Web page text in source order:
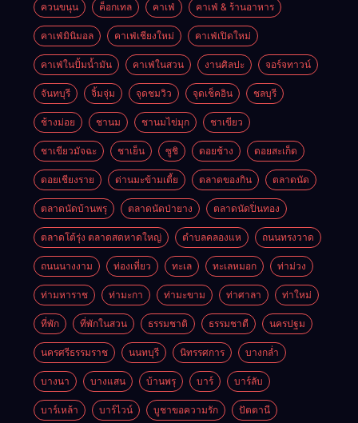
ควนขนุน ค็อกเทล คาเฟ่ คาเฟ่ & ร้านอาหาร
คาเฟ่มินิมอล คาเฟ่เชียงใหม่ คาเฟ่เปิดใหม่
คาเฟ่ในปั้มน้ำมัน คาเฟ่ในสวน งานศิลปะ จอร์จทาวน์
จันทบุรี จิ้มจุ่ม จุดชมวิว จุดเช็คอิน ชลบุรี
ช้างม่อย ชานม ชานมไข่มุก ชาเขียว
ชาเขียวมัจฉะ ชาเย็น ซูชิ ดอยช้าง ดอยสะเก็ด
ดอยเชียงราย ด่านมะข้ามเตี้ย ตลาดของกิน ตลาดนัด
ตลาดนัดบ้านพรุ ตลาดนัดป่ายาง ตลาดนัดปิ่นทอง
ตลาดโต้รุ่ง ตลาดสดหาดใหญ่ ตำบลคลองแห ถนนทรงวาด
ถนนนางงาม ท่องเที่ยว ทะเล ทะเลหมอก ท่าม่วง
ท่ามหาราช ท่ามะกา ท่ามะขาม ท่าศาลา ท่าใหม่
ที่พัก ที่พักในสวน ธรรมชาติ ธรรมชาตื นครปฐม
นครศรีธรรมราช นนทบุรี นิทรรศการ บางกล่ำ
บางนา บางแสน บ้านพรุ บาร์ บาร์ลับ
บาร์เหล้า บาร์ไวน์ บูชาขอความรัก ปัตตานี